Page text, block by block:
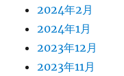
2024年2月
2024年1月
2023年12月
2023年11月